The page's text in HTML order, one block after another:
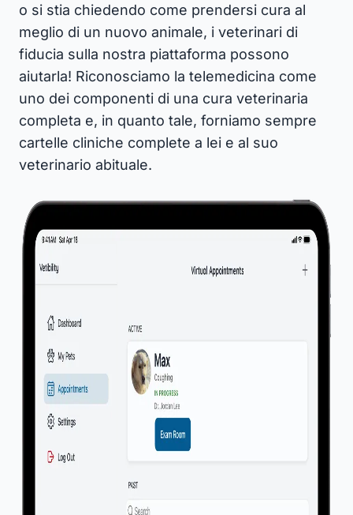
o si stia chiedendo come prendersi cura al
meglio di un nuovo animale, i veterinari di
fiducia sulla nostra piattaforma possono
aiutarla! Riconosciamo la telemedicina come
uno dei componenti di una cura veterinaria
completa e, in quanto tale, forniamo sempre
cartelle cliniche complete a lei e al suo
veterinario abituale.